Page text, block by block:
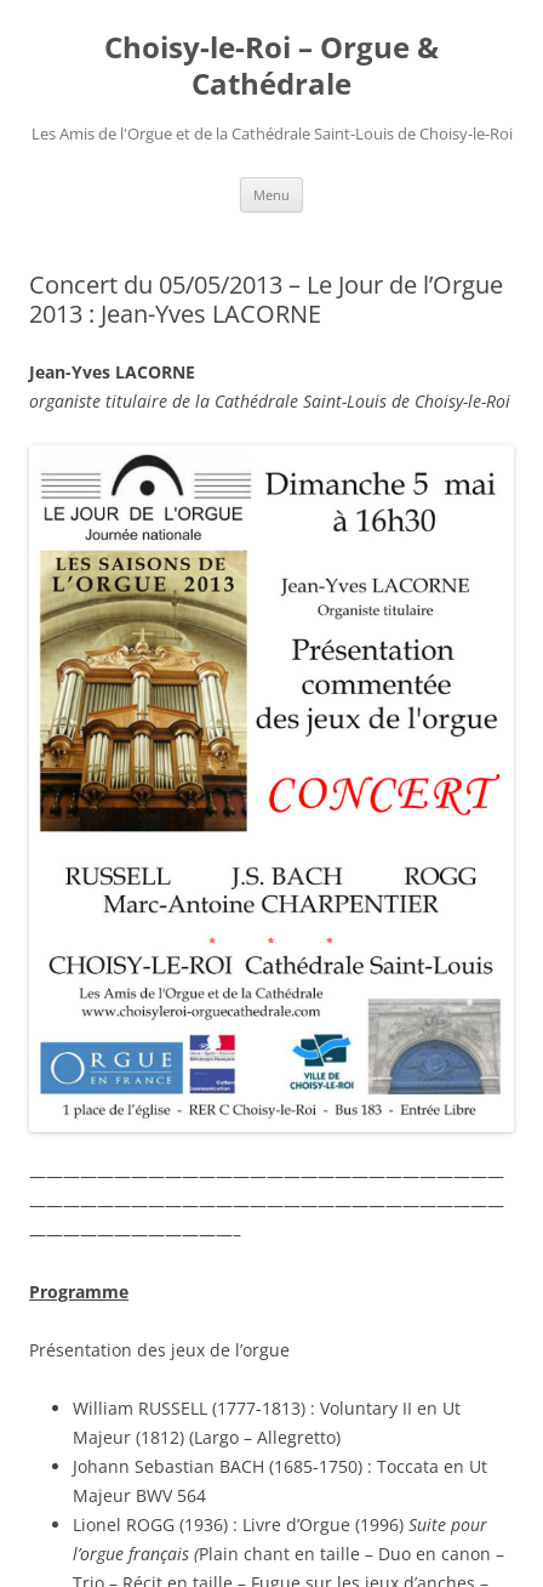
Choisy-le-Roi – Orgue &
Cathédrale
Les Amis de l'Orgue et de la Cathédrale Saint-Louis de Choisy-le-Roi
Menu
Concert du 05/05/2013 – Le Jour de l’Orgue
2013 : Jean-Yves LACORNE
Jean-Yves LACORNE
organiste titulaire de la Cathédrale Saint-Louis de Choisy-le-Roi
————————————————————————————
————————————————————————————
————————————–
Programme
Présentation des jeux de l’orgue
William RUSSELL (1777-1813) : Voluntary II en Ut
Majeur (1812) (Largo – Allegretto)
Johann Sebastian BACH (1685-1750) : Toccata en Ut
Majeur BWV 564
Lionel ROGG (1936) : Livre d’Orgue (1996) Suite pour
l’orgue français (Plain chant en taille – Duo en canon –